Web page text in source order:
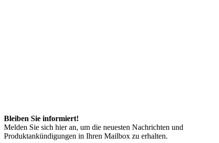
Bleiben Sie informiert!
Melden Sie sich hier an, um die neuesten Nachrichten und
Produktankündigungen in Ihren Mailbox zu erhalten.